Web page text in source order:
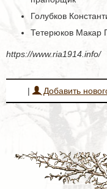
Голубков
Тетерюков Макар
https://www.ria1914.info/
| Добавить